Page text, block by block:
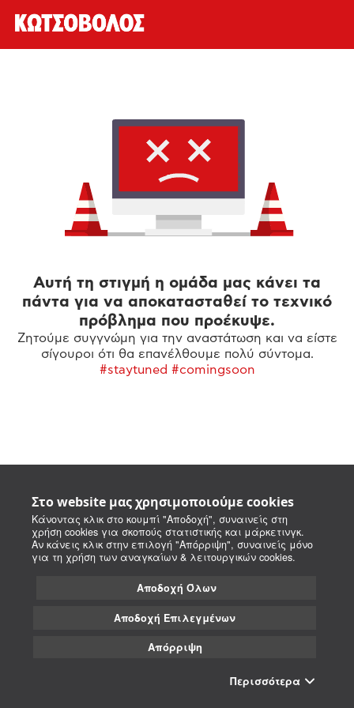
Στο website μας χρησιμοποιούμε cookies
Κάνοντας κλικ στο κουμπί "Αποδοχή", συναινείς στη
χρήση cookies για σκοπούς στατιστικής και μάρκετινγκ.
Αν κάνεις κλικ στην επιλογή "Απόρριψη", συναινείς μόνο
για τη χρήση των αναγκαίων & λειτουργικών cookies.
Αποδοχή Όλων
Αποδοχή Επιλεγμένων
Απόρριψη
Περισσότερα
Αυτή τη στιγμή η ομάδα μας κάνει τα
πάντα για να αποκατασταθεί το τεχνικό
πρόβλημα που προέκυψε.
Ζητούμε συγγνώμη για την αναστάτωση και να είστε
σίγουροι ότι θα επανέλθουμε πολύ σύντομα.
#staytuned #comingsoon